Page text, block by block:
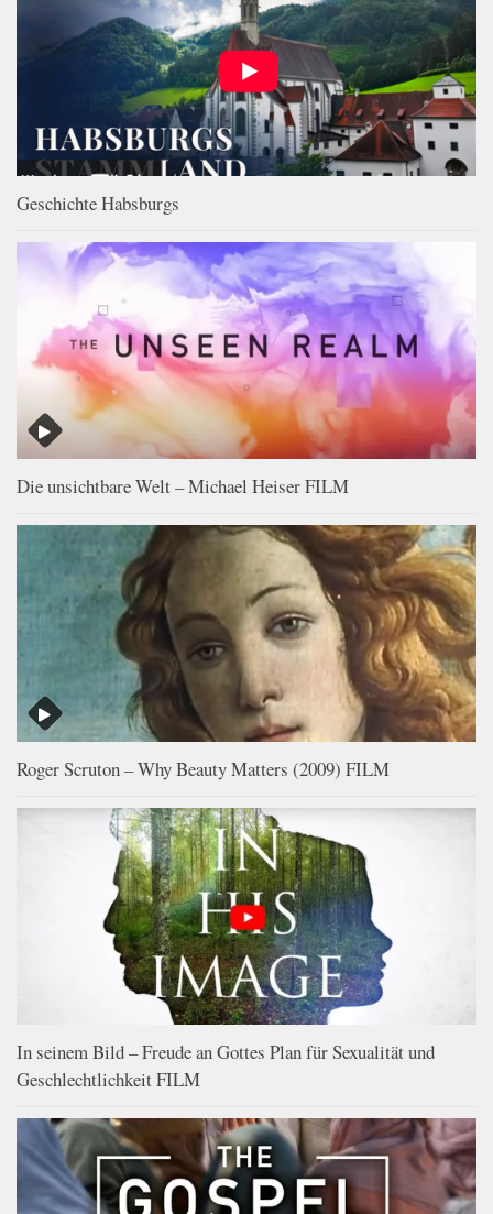
Geschichte Habsburgs
Die unsichtbare Welt – Michael Heiser FILM
Roger Scruton – Why Beauty Matters (2009) FILM
In seinem Bild – Freude an Gottes Plan für Sexualität und
Geschlechtlichkeit FILM